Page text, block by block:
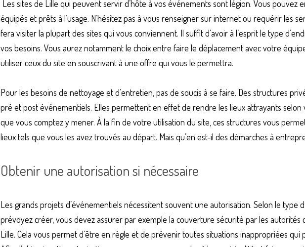
équipés et prêts à l’usage. N’hésitez pas à vous renseigner sur internet ou requérir les
fera visiter la plupart des sites qui vous conviennent. Il suffit d’avoir à l’esprit le type
vos besoins. Vous aurez notamment le choix entre faire le déplacement avec votre
utiliser ceux du site en souscrivant à une offre qui vous le permettra.
Pour les besoins de nettoyage et d’entretien, pas de soucis à se faire. Des structures
pré et post événementiels. Elles permettent en effet de rendre les lieux attrayants selon
que vous comptez y mener. À la fin de votre utilisation du site, ces structures vous
lieux tels que vous les avez trouvés au départ. Mais qu’en est-il des démarches à
Obtenir une autorisation si nécessaire
Les grands projets d’événementiels nécessitent souvent une autorisation. Selon le type
prévoyez créer, vous devez assurer par exemple la couverture sécurité par les autorités
Lille. Cela vous permet d’être en règle et de prévenir toutes situations inappropriées qui